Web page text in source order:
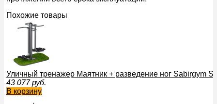
Похожие товары
Уличный тренажер Маятник + разведение ног Sabirgym
43 077 руб.
В корзину